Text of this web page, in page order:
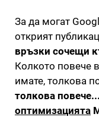
За да могат
открият
връзки сочещи
Колкото повече
имате, толкова
толкова
оптимизацията